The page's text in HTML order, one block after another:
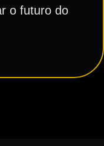
o futuro do